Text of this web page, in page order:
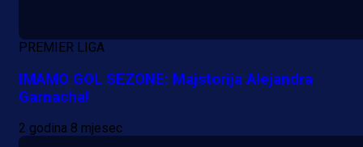
PREMIER LIGA
IMAMO GOL SEZONE: Majstorija Alejandra
Garnacha!
2 godina 8 mjesec